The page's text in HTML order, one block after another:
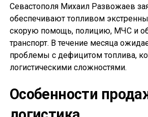
Севастополя Михаил Развожаев
обеспечивают топливом
скорую помощь, полицию, МЧС и
транспорт. В течение месяца
проблемы с дефицитом топлива,
логистическими сложностями.
Особенности